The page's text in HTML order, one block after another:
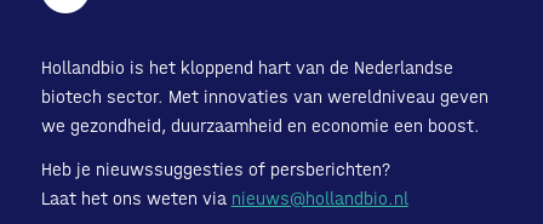
Hollandbio is het kloppend hart van de Nederlandse
biotech sector. Met innovaties van wereldniveau geven
we gezondheid, duurzaamheid en economie een boost.
Heb je nieuwssuggesties of persberichten?
Laat het ons weten via nieuws@hollandbio.nl